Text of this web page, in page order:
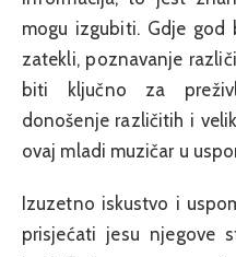
mogu izgubiti. Gdje
zatekli, poznavanje
biti ključno za
donošenje različitih i
ovaj mladi muzičar u
Izuzetno iskustvo i
prisjećati jesu njegove